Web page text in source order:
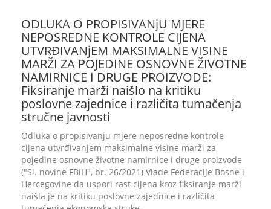
ODLUKA O PROPISIVANjU MJERE
NEPOSREDNE KONTROLE CIJENA
UTVRĐIVANjEM MAKSIMALNE VISINE
MARŽI ZA POJEDINE OSNOVNE ŽIVOTNE
NAMIRNICE I DRUGE PROIZVODE:
Fiksiranje marži naišlo na kritiku
poslovne zajednice i različita tumačenja
stručne javnosti
Odluka o propisivanju mjere neposredne kontrole
cijena utvrđivanjem maksimalne visine marži za
pojedine osnovne životne namirnice i druge proizvode
("Sl. novine FBiH", br. 26/2021) Vlade Federacije Bosne i
Hercegovine da uspori rast cijena kroz fiksiranje marži
naišla je na kritiku poslovne zajednice i različita